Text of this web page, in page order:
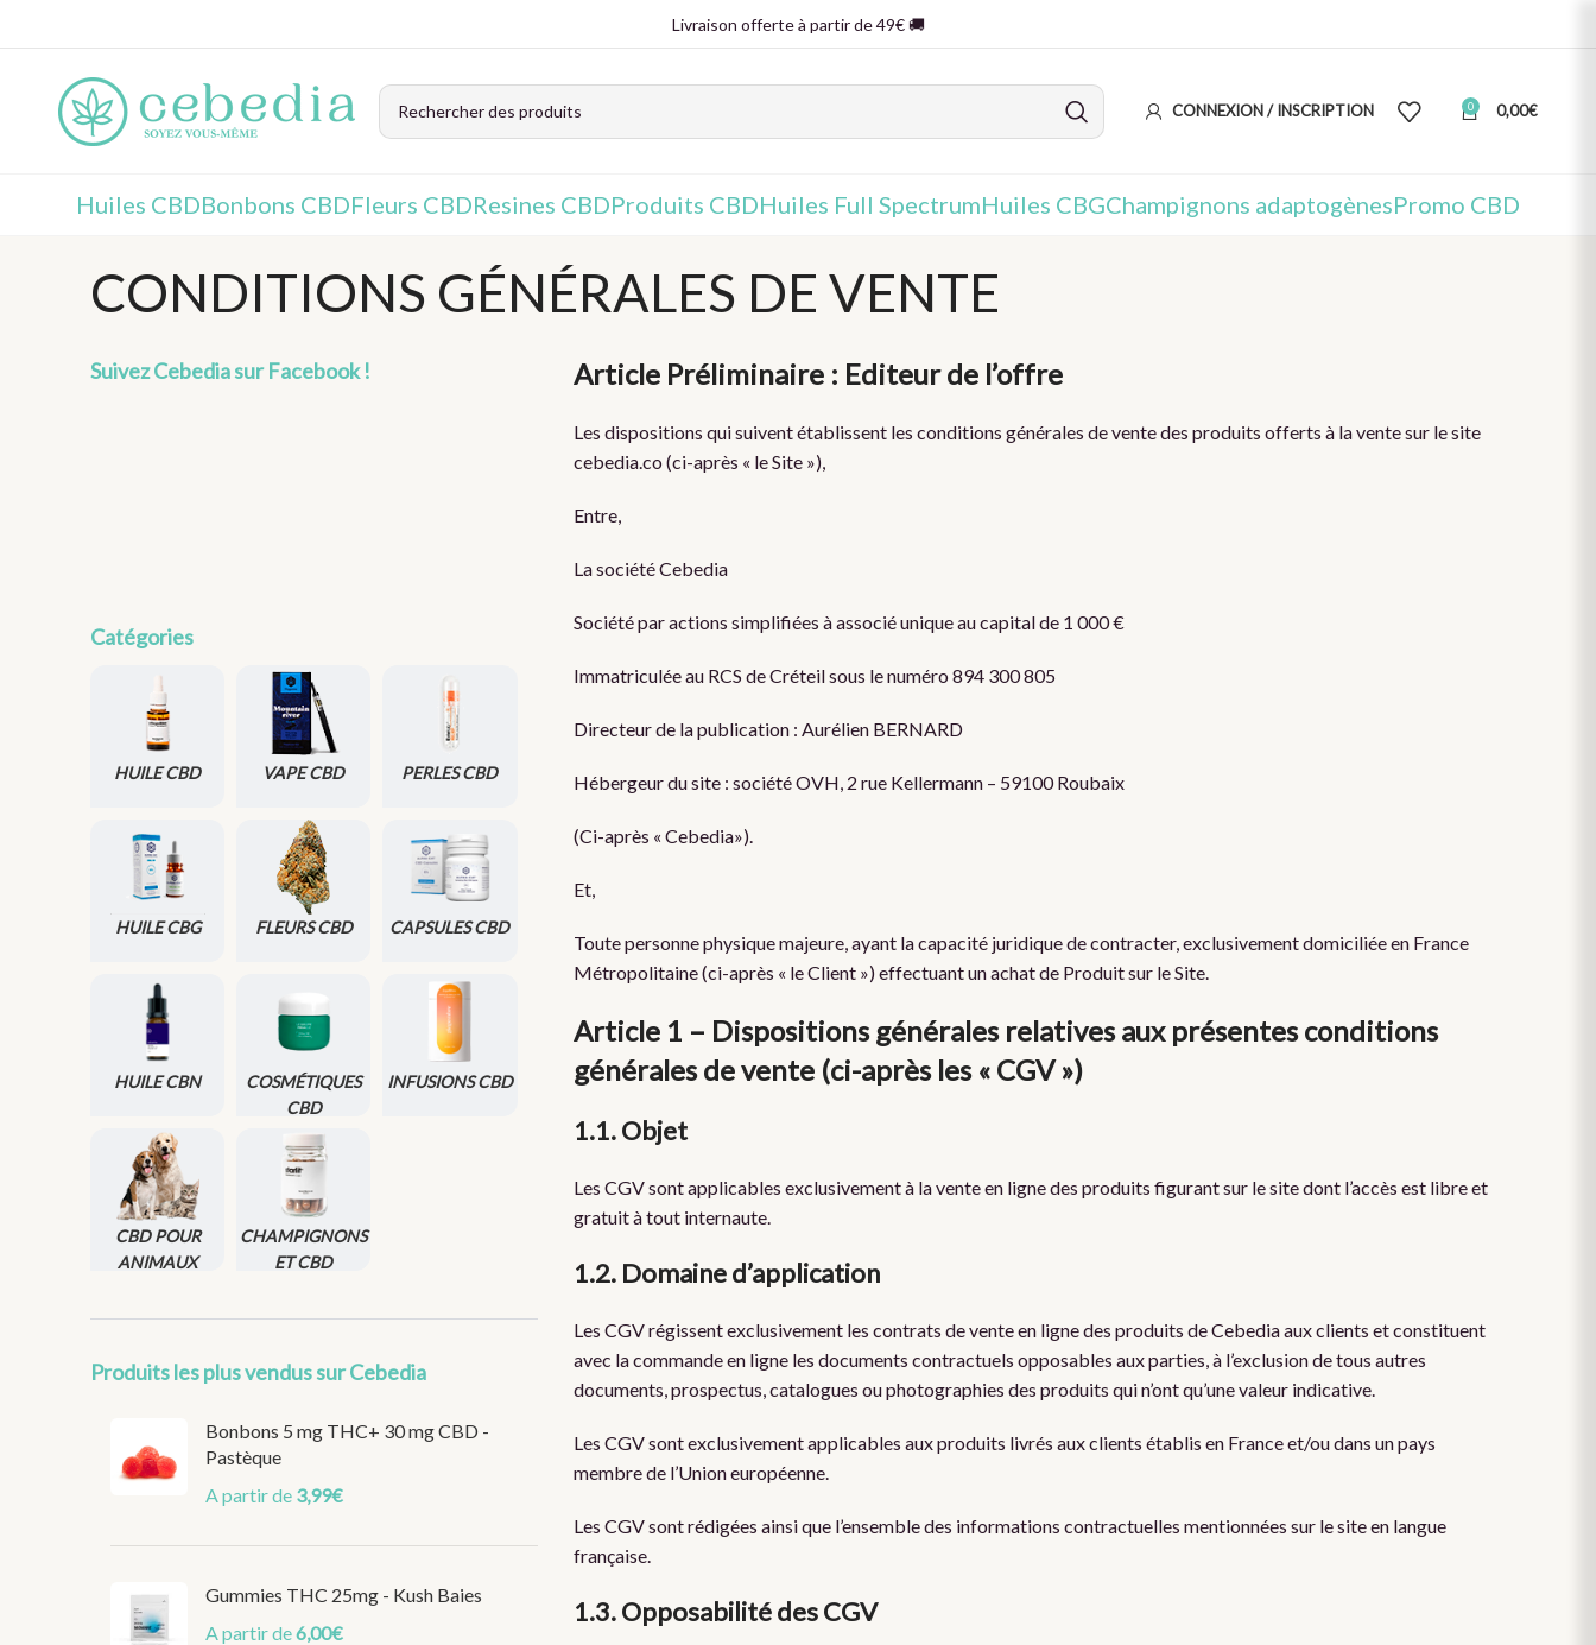
Livraison offerte à partir de 49€ 🚚
CONNEXION / INSCRIPTION 0 0,00€
Huiles CBDBonbons CBDFleurs CBDResines CBDProduits CBDHuiles Full SpectrumHuiles CBGChampignons adaptogènesPromo CBD
CONDITIONS GÉNÉRALES DE VENTE
Article Préliminaire : Editeur de l’offre
Les dispositions qui suivent établissent les conditions générales de vente des produits offerts à la vente sur le site
cebedia.co (ci-après « le Site »),
Entre,
La société Cebedia
Société par actions simplifiées à associé unique au capital de 1 000 €
Immatriculée au RCS de Créteil sous le numéro 894 300 805
Directeur de la publication : Aurélien BERNARD
Hébergeur du site : société OVH, 2 rue Kellermann – 59100 Roubaix
(Ci-après « Cebedia»).
Et,
Toute personne physique majeure, ayant la capacité juridique de contracter, exclusivement domiciliée en France
Métropolitaine (ci-après « le Client ») effectuant un achat de Produit sur le Site.
Article 1 – Dispositions générales relatives aux présentes conditions
générales de vente (ci-après les « CGV »)
1.1. Objet
Les CGV sont applicables exclusivement à la vente en ligne des produits figurant sur le site dont l’accès est libre et
gratuit à tout internaute.
1.2. Domaine d’application
Les CGV régissent exclusivement les contrats de vente en ligne des produits de Cebedia aux clients et constituent
avec la commande en ligne les documents contractuels opposables aux parties, à l’exclusion de tous autres
documents, prospectus, catalogues ou photographies des produits qui n’ont qu’une valeur indicative.
Les CGV sont exclusivement applicables aux produits livrés aux clients établis en France et/ou dans un pays
membre de l’Union européenne.
Les CGV sont rédigées ainsi que l’ensemble des informations contractuelles mentionnées sur le site en langue
française.
1.3. Opposabilité des CGV
Suivez Cebedia sur Facebook !
Catégories
HUILE CBD VAPE CBD PERLES CBD
HUILE CBG FLEURS CBD CAPSULES CBD
HUILE CBN
COSMÉTIQUES
CBD
INFUSIONS CBD
CBD POUR
ANIMAUX
CHAMPIGNONS
ET CBD
Produits les plus vendus sur Cebedia
Bonbons 5 mg THC+ 30 mg CBD -
Pastèque
A partir de 3,99€
Gummies THC 25mg - Kush Baies
A partir de6,00€